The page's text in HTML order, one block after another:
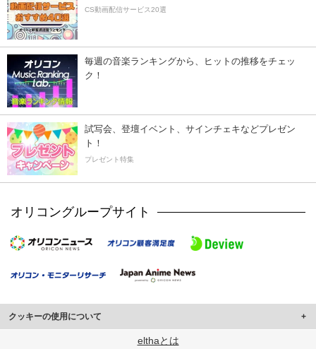
CS動画配信サービス20選
毎週の音楽ランキングから、ヒットの推移をチェッ
ク！
試写会、登壇イベント、サインチェキなどプレゼン
ト！
プレゼント特集
オリコングループサイト
クッキーの使用について
このサイトでは Cookie を使用して、ユーザーに合わせたコンテンツや広告の
elthaとは